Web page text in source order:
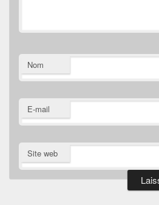
Nom
E-mail
Site web